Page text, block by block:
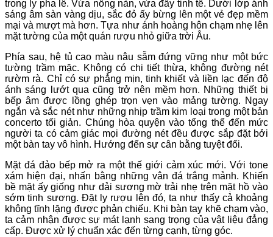
trong ly pha lê. Vừa nồng nàn, vừa đầy tinh tế. Dưới lớp ánh
sáng âm sàn vàng dịu, sắc đỏ ấy bừng lên một vẻ đẹp mềm
mại và mượt mà hơn. Tựa như ánh hoàng hôn chạm nhẹ lên
mặt tường của một quán rượu nhỏ giữa trời Âu.
Phía sau, hệ tủ cao màu nâu sẫm đứng vững như một bức
tường trầm mặc. Không có chi tiết thừa, không đường nét
rườm rà. Chỉ có sự phẳng mịn, tinh khiết và liền lạc đến độ
ánh sáng lướt qua cũng trở nên mềm hơn. Những thiết bị
bếp âm được lồng ghép trọn vẹn vào mảng tường. Ngay
ngắn và sắc nét như những nhịp trầm kim loại trong một bản
concerto tối giản. Chúng hòa quyện vào tổng thể đến mức
người ta có cảm giác mọi đường nét đều được sắp đặt bởi
một bàn tay vô hình. Hướng đến sự cân bằng tuyệt đối.
Mặt đá đảo bếp mở ra một thế giới cảm xúc mới. Với tone
xám hiện đại, nhấn bằng những vân đá trắng mảnh. Khiến
bề mặt ấy giống như dải sương mờ trải nhẹ trên mặt hồ vào
sớm tinh sương. Đặt ly rượu lên đó, ta như thấy cả khoảng
không tĩnh lặng được phản chiếu. Khi bàn tay khẽ chạm vào,
ta cảm nhận được sự mát lạnh sang trọng của vật liệu đẳng
cấp. Được xử lý chuẩn xác đến từng cạnh, từng góc.